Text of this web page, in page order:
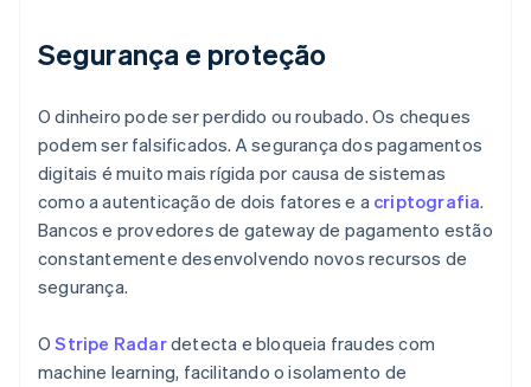
Segurança e proteção
O dinheiro pode ser perdido ou roubado. Os cheques
podem ser falsificados. A segurança dos pagamentos
digitais é muito mais rígida por causa de sistemas
como a autenticação de dois fatores e a criptografia.
Bancos e provedores de gateway de pagamento estão
constantemente desenvolvendo novos recursos de
segurança.
OStripe Radardetecta e bloqueia fraudes com
machine learning, facilitando o isolamento de